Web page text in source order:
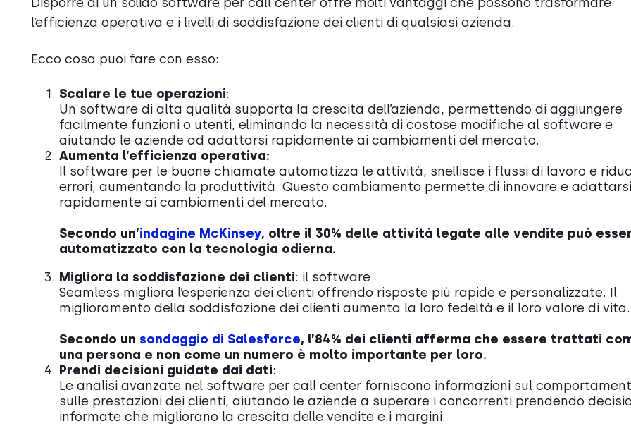
l’efficienza operativa e i livelli di soddisfazione dei clienti di qualsiasi azienda.
Ecco cosa puoi fare con esso:
Scalare le tue operazioni:
Un software di alta qualità supporta la crescita dell’azienda, permettendo di aggiungere
facilmente funzioni o utenti, eliminando la necessità di costose modifiche al software e
aiutando le aziende ad adattarsi rapidamente ai cambiamenti del mercato.
Aumenta l’efficienza operativa:
Il software per le buone chiamate automatizza le attività, snellisce i flussi di lavoro e
errori, aumentando la produttività. Questo cambiamento permette di innovare e
rapidamente ai cambiamenti del mercato.
Secondo un’indagine McKinsey, oltre il 30% delle attività legate alle vendite può
automatizzato con la tecnologia odierna.
Migliora la soddisfazione dei clienti: il software
Seamless migliora l’esperienza dei clienti offrendo risposte più rapide e personalizzate. Il
miglioramento della soddisfazione dei clienti aumenta la loro fedeltà e il loro valore di vita.
Secondo un sondaggio di Salesforce, l’84% dei clienti afferma che essere trattati
una persona e non come un numero è molto importante per loro.
Prendi decisioni guidate dai dati:
Le analisi avanzate nel software per call center forniscono informazioni sul
sulle prestazioni dei clienti, aiutando le aziende a superare i concorrenti prendendo
informate che migliorano la crescita delle vendite e i margini.